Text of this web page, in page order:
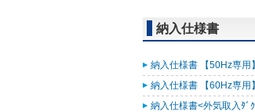
納入仕様書
納入仕様書 【50Hz専用
納入仕様書 【60Hz専用
納入仕様書<外気取入ﾀﾞ